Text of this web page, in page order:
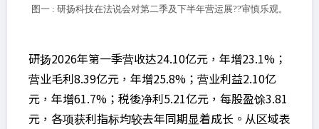
图一 : 研扬科技在法说会对第二季及下半年营运展??审慎乐观。
研扬2026年第一季营收达24.10亿元，年增23.1%；
营业毛利8.39亿元，年增25.8%；营业利益2.10亿
元，年增61.7%；税後净利5.21亿元，每股盈馀3.81
元，各项获利指标均较去年同期显着成长。从区域表